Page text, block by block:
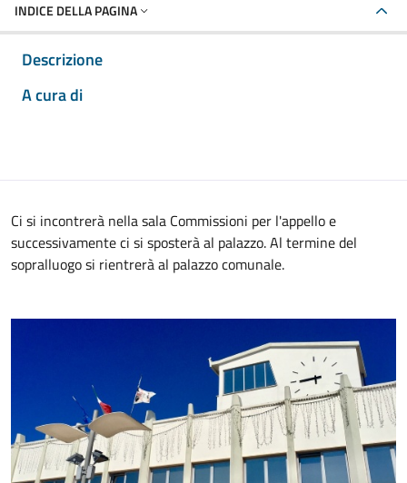
INDICE DELLA PAGINA
Descrizione
A cura di
Ci si incontrerà nella sala Commissioni per l'appello e
successivamente ci si sposterà al palazzo. Al termine del
sopralluogo si rientrerà al palazzo comunale.